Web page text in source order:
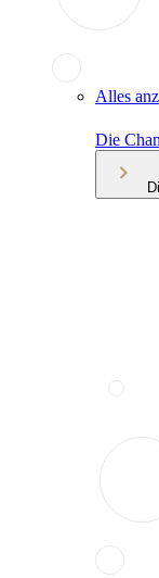
Alles
Die